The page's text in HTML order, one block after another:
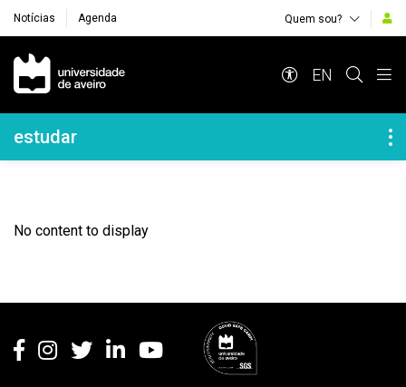
Notícias Agenda Quem sou?
Navegação Principal
EN
Navegação Lateral
estudar
No content to display